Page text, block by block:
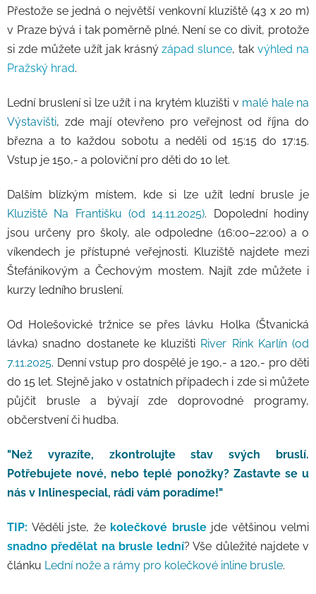
Přestože se jedná o největší venkovní kluziště (43 x 20 m)
v Praze bývá i tak poměrně plné. Není se co divit, protože
si zde můžete užít jak krásnýzápad slunce, takvýhled na
Pražský hrad.
Lední bruslení si lze užít i na krytém kluzišti v malé hale na
Výstavišti, zde mají otevřeno pro veřejnost od října do
března a to každou sobotu a neděli od 15:15 do 17:15.
Vstup je 150,- a poloviční pro děti do 10 let.
Dalším blízkým místem, kde si lze užít lední brusle je
Kluziště Na Františku (od 14.11.2025). Dopolední hodiny
jsou určeny pro školy, ale odpoledne (16:00–22:00) a o
víkendech je přístupné veřejnosti. Kluziště najdete mezi
Štefánikovým a Čechovým mostem. Najít zde můžete i
kurzy ledního bruslení.
Od Holešovické tržnice se přes lávku Holka (Štvanická
lávka) snadno dostanete ke kluzišti River Rink Karlín (od
7.11.2025. Denní vstup pro dospělé je 190,- a 120,- pro děti
do 15 let. Stejně jako v ostatních případech i zde si můžete
půjčit brusle a bývají zde doprovodné programy,
občerstvení či hudba.
"Než vyrazíte, zkontrolujte stav svých bruslí.
Potřebujete nové, nebo teplé ponožky? Zastavte se u
nás v Inlinespecial, rádi vám poradíme!"
TIP: Věděli jste, že kolečkové bruslejde většinou velmi
snadno předělat na brusle lední? Vše důležité najdete v
článku Lední nože a rámy pro kolečkové inline brusle.